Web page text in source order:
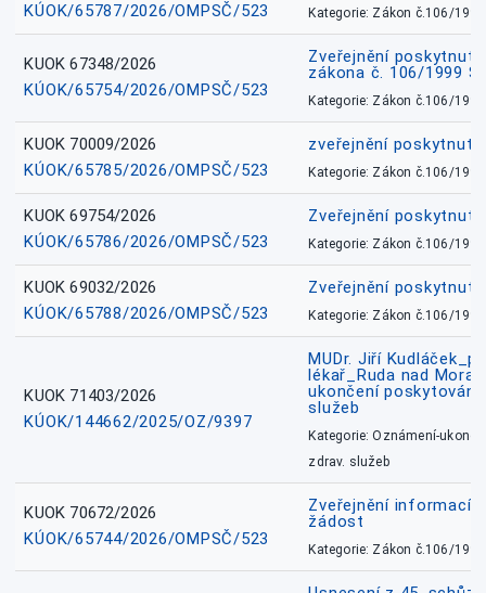
KÚOK/65787/2026/OMPSČ/523
Kategorie: Zákon č.106/1999
KUOK 67348/2026
KÚOK/65754/2026/OMPSČ/523
Zveřejnění
zákona č. 106/1999
Kategorie: Zákon č.106/1999
KUOK 70009/2026
KÚOK/65785/2026/OMPSČ/523
zveřejnění
Kategorie: Zákon č.106/1999
KUOK 69754/2026
KÚOK/65786/2026/OMPSČ/523
Zveřejnění
Kategorie: Zákon č.106/1999
KUOK 69032/2026
KÚOK/65788/2026/OMPSČ/523
Zveřejnění
Kategorie: Zákon č.106/1999
KUOK 71403/2026
KÚOK/144662/2025/OZ/9397
MUDr. Jiří
lékař_Ruda nad
ukončení
služeb
Kategorie: Oznámení-
zdrav. služeb
KUOK 70672/2026
KÚOK/65744/2026/OMPSČ/523
Zveřejnění informací
žádost
Kategorie: Zákon č.106/1999